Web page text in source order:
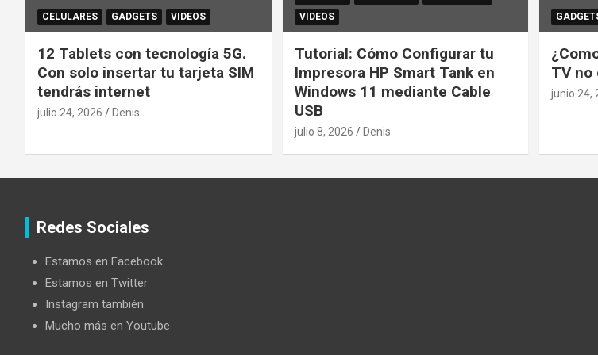
CELULARES GADGETS VIDEOS
12 Tablets con tecnología 5G.
Con solo insertar tu tarjeta SIM
tendrás internet
julio 24, 2026 Denis
VIDEOS
Tutorial: Cómo Configurar tu
Impresora HP Smart Tank en
Windows 11 mediante Cable
USB
julio 8, 2026 Denis
TV no
junio 24,
Redes Sociales
Estamos en Facebook
Estamos en Twitter
Instagram también
Mucho más en Youtube